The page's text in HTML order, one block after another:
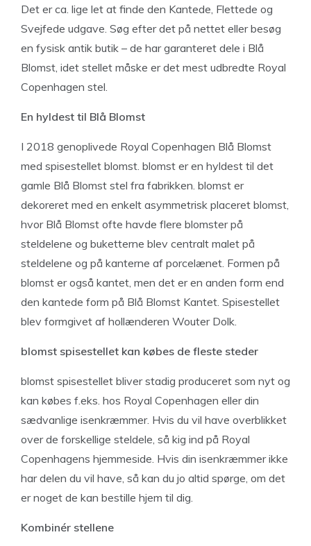
Det er ca. lige let at finde den Kantede, Flettede og
Svejfede udgave. Søg efter det på nettet eller besøg
en fysisk antik butik – de har garanteret dele i Blå
Blomst, idet stellet måske er det mest udbredte Royal
Copenhagen stel.
En hyldest til Blå Blomst
I 2018 genoplivede Royal Copenhagen Blå Blomst
med spisestellet blomst. blomst er en hyldest til det
gamle Blå Blomst stel fra fabrikken. blomst er
dekoreret med en enkelt asymmetrisk placeret blomst,
hvor Blå Blomst ofte havde flere blomster på
steldelene og buketterne blev centralt malet på
steldelene og på kanterne af porcelænet. Formen på
blomst er også kantet, men det er en anden form end
den kantede form på Blå Blomst Kantet. Spisestellet
blev formgivet af hollænderen Wouter Dolk.
blomst spisestellet kan købes de fleste steder
blomst spisestellet bliver stadig produceret som nyt og
kan købes f.eks. hos Royal Copenhagen eller din
sædvanlige isenkræmmer. Hvis du vil have overblikket
over de forskellige steldele, så kig ind på Royal
Copenhagens hjemmeside. Hvis din isenkræmmer ikke
har delen du vil have, så kan du jo altid spørge, om det
er noget de kan bestille hjem til dig.
Kombinér stellene